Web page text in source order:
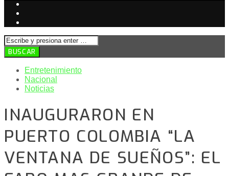
Entretenimiento
Nacional
Noticias
INAUGURARON EN
PUERTO COLOMBIA “LA
VENTANA DE SUEÑOS”: EL